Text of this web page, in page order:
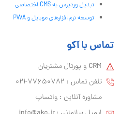
تبدیل وردپرس به CMS اختصاصی
توسعه نرم افزارهای موبایل و PWA
تماس با آکو
CRM و پورتال مشتریان
تلفن تماس :‌ 77650782-021
مشاوره آنلاین : واتساپ